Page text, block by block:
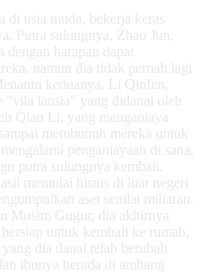
usia muda, bekerja keras
Putra sulungnya, Zhao Jun,
harapan dapat
namun dia tidak pernah lagi
keduanya, Li Qinfen,
"vila lansia" yang didanai oleh
Qian Li, yang menganiaya
membunuh mereka untuk
penganiayaan di sana,
putra sulungnya kembali.
memulai bisnis di luar negeri
aset senilai miliaran.
Musim Gugur, dia akhirnya
untuk kembali ke rumah,
dia danai telah berubah
ibunya berada di ambang